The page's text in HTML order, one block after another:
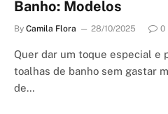
Banho: Modelos
By Camila Flora 28/10/2025 0
Quer dar um toque especial e
toalhas de banho sem gastar
de…